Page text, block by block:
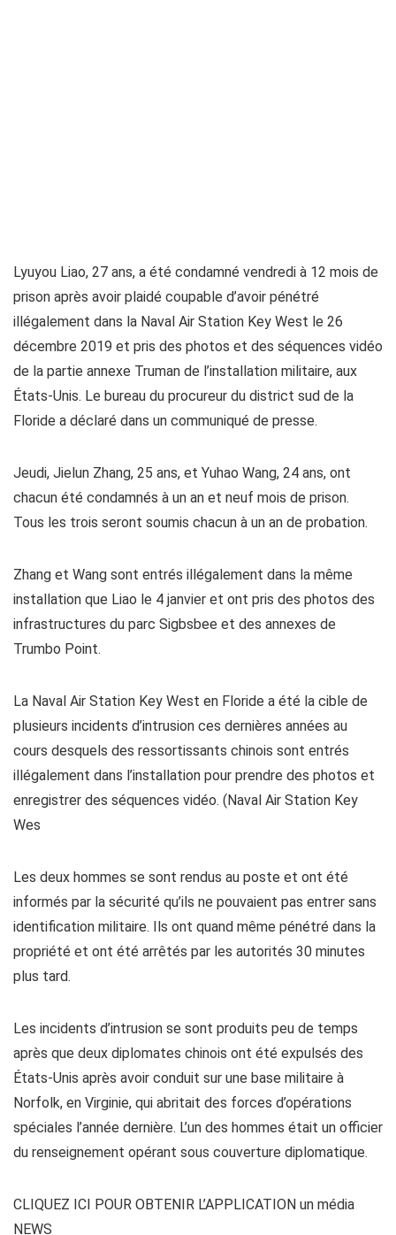
Lyuyou Liao, 27 ans, a été condamné vendredi à 12 mois de
prison après avoir plaidé coupable d’avoir pénétré
illégalement dans la Naval Air Station Key West le 26
décembre 2019 et pris des photos et des séquences vidéo
de la partie annexe Truman de l’installation militaire, aux
États-Unis. Le bureau du procureur du district sud de la
Floride a déclaré dans un communiqué de presse.
Jeudi, Jielun Zhang, 25 ans, et Yuhao Wang, 24 ans, ont
chacun été condamnés à un an et neuf mois de prison.
Tous les trois seront soumis chacun à un an de probation.
Zhang et Wang sont entrés illégalement dans la même
installation que Liao le 4 janvier et ont pris des photos des
infrastructures du parc Sigbsbee et des annexes de
Trumbo Point.
La Naval Air Station Key West en Floride a été la cible de
plusieurs incidents d’intrusion ces dernières années au
cours desquels des ressortissants chinois sont entrés
illégalement dans l’installation pour prendre des photos et
enregistrer des séquences vidéo. (Naval Air Station Key
Wes
Les deux hommes se sont rendus au poste et ont été
informés par la sécurité qu’ils ne pouvaient pas entrer sans
identification militaire. Ils ont quand même pénétré dans la
propriété et ont été arrêtés par les autorités 30 minutes
plus tard.
Les incidents d’intrusion se sont produits peu de temps
après que deux diplomates chinois ont été expulsés des
États-Unis après avoir conduit sur une base militaire à
Norfolk, en Virginie, qui abritait des forces d’opérations
spéciales l’année dernière. L’un des hommes était un officier
du renseignement opérant sous couverture diplomatique.
CLIQUEZ ICI POUR OBTENIR L’APPLICATION un média
NEWS